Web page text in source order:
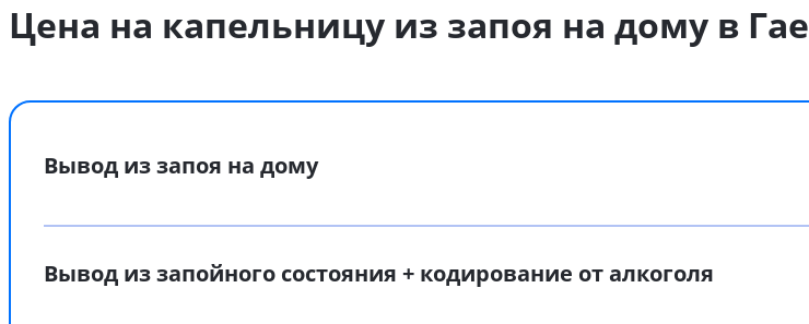
Цена на капельницу из запоя на дому в Гае
Вывод из запоя на дому
Вывод из запойного состояния + кодирование от алкоголя